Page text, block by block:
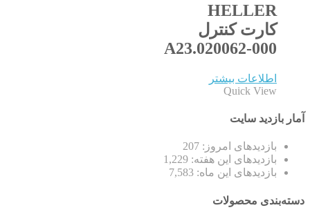
HELLER
کارت کنترل
A23.020062-000
اطلاعات بیشتر
Quick View
آمار بازدید سایت
بازدیدهای امروز: 207
بازدیدهای این هفته: 1,229
بازدیدهای این ماه: 7,583
دسته‌بندی محصولات